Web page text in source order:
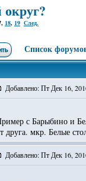
округ?
, 18, 19 След.
Список
Добавлено: Пт Дек 16,
с Барыбино и
друга. мкр. Белые
Добавлено: Пт Дек 16,